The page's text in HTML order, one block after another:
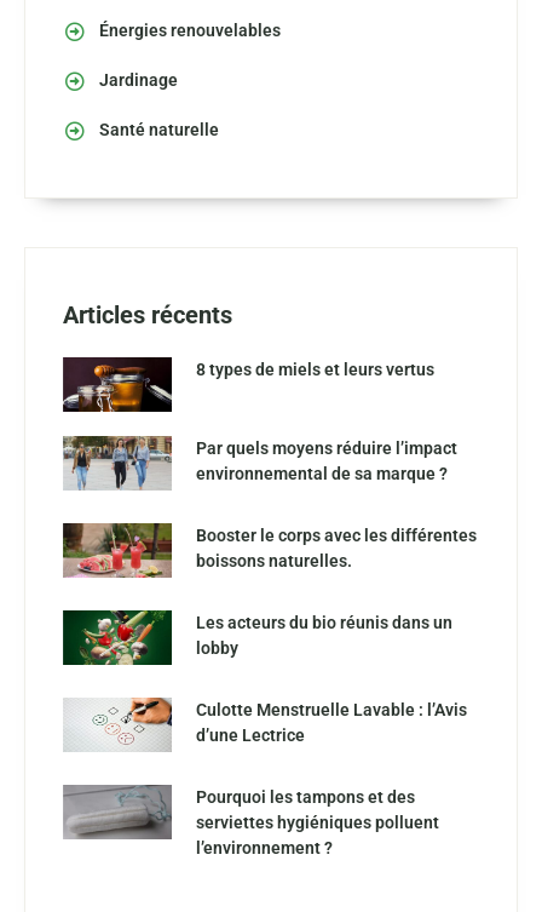
Énergies renouvelables
Jardinage
Santé naturelle
Articles récents
8 types de miels et leurs vertus
Par quels moyens réduire l’impact
environnemental de sa marque ?
Booster le corps avec les différentes
boissons naturelles.
Les acteurs du bio réunis dans un
lobby
Culotte Menstruelle Lavable : l’Avis
d’une Lectrice
Pourquoi les tampons et des
serviettes hygiéniques polluent
l’environnement ?